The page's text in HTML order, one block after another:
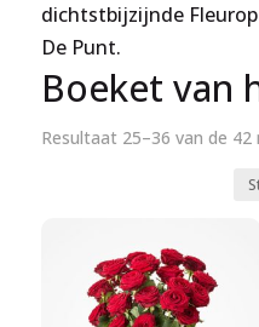
dichtstbijzijnde
De Punt.
Boeket van
Resultaat 25–36 van de